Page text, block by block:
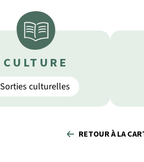
CULTURE
Sorties culturelles
RETOUR À LA